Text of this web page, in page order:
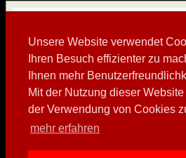
Unsere Website verwendet
Ihren Besuch effizienter zu
Ihnen mehr
Mit der Nutzung dieser
der Verwendung von Cookies
mehr erfahren